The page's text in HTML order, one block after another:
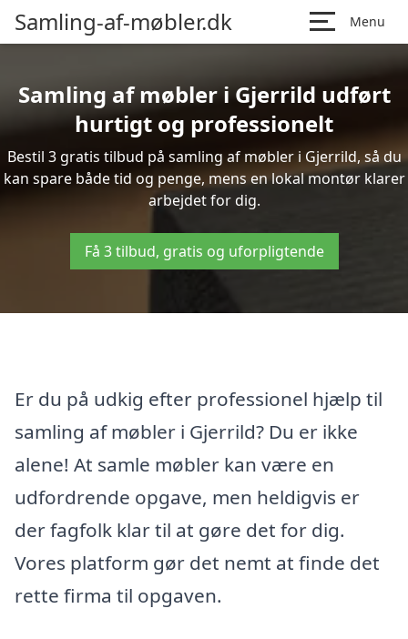
Samling-af-møbler.dk Menu
Samling af møbler i Gjerrild udført
hurtigt og professionelt
Bestil 3 gratis tilbud på samling af møbler i Gjerrild, så du
kan spare både tid og penge, mens en lokal montør klarer
arbejdet for dig.
Få 3 tilbud, gratis og uforpligtende
Er du på udkig efter professionel hjælp til
samling af møbler i Gjerrild? Du er ikke
alene! At samle møbler kan være en
udfordrende opgave, men heldigvis er
der fagfolk klar til at gøre det for dig.
Vores platform gør det nemt at finde det
rette firma til opgaven.